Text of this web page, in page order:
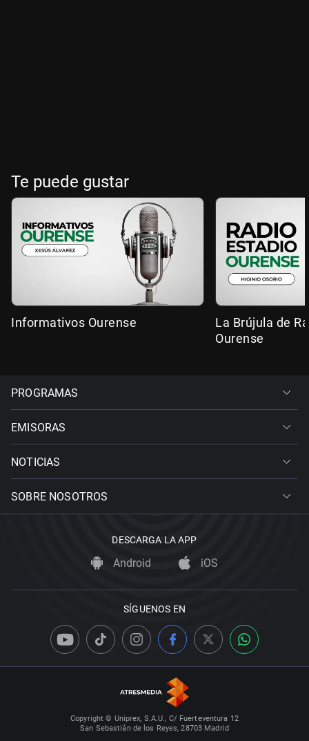
Te puede gustar
Informativos Ourense
La Brújula de
Ourense
PROGRAMAS
EMISORAS
NOTICIAS
SOBRE NOSOTROS
DESCARGA LA APP
Android iOS
SÍGUENOS EN
Copyright © Uniprex, S.A.U., C/ Fuerteventura 12
San Sebastián de los Reyes, 28703 Madrid